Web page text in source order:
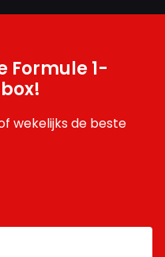
Formule 1-
wekelijks de beste